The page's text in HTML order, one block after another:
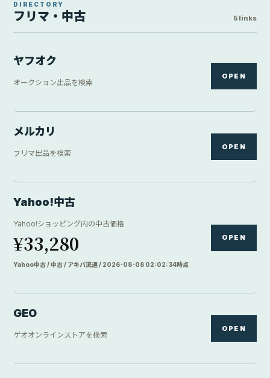
DIRECTORY
フリマ・中古 5 links
ヤフオク
オークション出品を検索
OPEN
メルカリ
フリマ出品を検索
OPEN
Yahoo!中古
Yahoo!ショッピング内の中古価格
¥33,280
Yahoo中古 / 中古 / アキバ流通 / 2026-08-08 02:02:34時点
OPEN
GEO
ゲオオンラインストアを検索
OPEN